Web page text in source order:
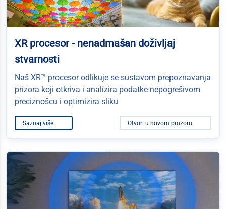
XR procesor - nenadmašan doživljaj
stvarnosti
Naš XR™ procesor odlikuje se sustavom prepoznavanja
prizora koji otkriva i analizira podatke nepogrešivom
preciznošcu i optimizira sliku
Saznaj više Otvori u novom prozoru